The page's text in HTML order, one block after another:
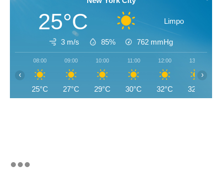
25°C Limpo
3 m/s 85% 762 mmHg
08:00
25°C
09:00
27°C
10:00
29°C
11:00
30°C
12:00
32°C
13:00
32°C
‹ ›